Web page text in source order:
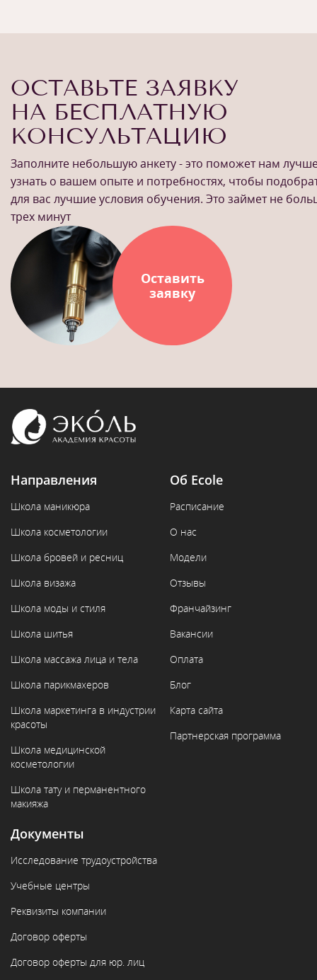
ОСТАВЬТЕ ЗАЯВКУ
НА БЕСПЛАТНУЮ
КОНСУЛЬТАЦИЮ
Заполните небольшую анкету - это поможет нам
узнать о вашем опыте и потребностях, чтобы
для вас лучшие условия обучения. Это займет не
трех минут
Оставить
заявку
Направления
Школа маникюра
Школа косметологии
Школа бровей и ресниц
Школа визажа
Школа моды и стиля
Школа шитья
Школа массажа лица и тела
Школа парикмахеров
Школа маркетинга в индустрии
красоты
Школа медицинской
косметологии
Школа тату и перманентного
макияжа
Об Ecole
Расписание
О нас
Модели
Отзывы
Франчайзинг
Вакансии
Оплата
Блог
Карта сайта
Партнерская программа
Документы
Исследование трудоустройства
Учебные центры
Реквизиты компании
Договор оферты
Договор оферты для юр. лиц